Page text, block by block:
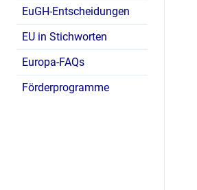
EuGH-Entscheidungen
EU in Stichworten
Europa-FAQs
Förderprogramme